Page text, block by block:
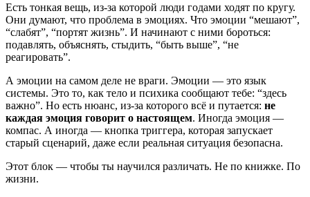
Есть тонкая вещь, из-за которой люди годами ходят по кругу.
Они думают, что проблема в эмоциях. Что эмоции “мешают”,
“слабят”, “портят жизнь”. И начинают с ними бороться:
подавлять, объяснять, стыдить, “быть выше”, “не
реагировать”.
А эмоции на самом деле не враги. Эмоции — это язык
системы. Это то, как тело и психика сообщают тебе: “здесь
важно”. Но есть нюанс, из-за которого всё и путается: не
каждая эмоция говорит о настоящем. Иногда эмоция —
компас. А иногда — кнопка триггера, которая запускает
старый сценарий, даже если реальная ситуация безопасна.
Этот блок — чтобы ты научился различать. Не по книжке. По
жизни.